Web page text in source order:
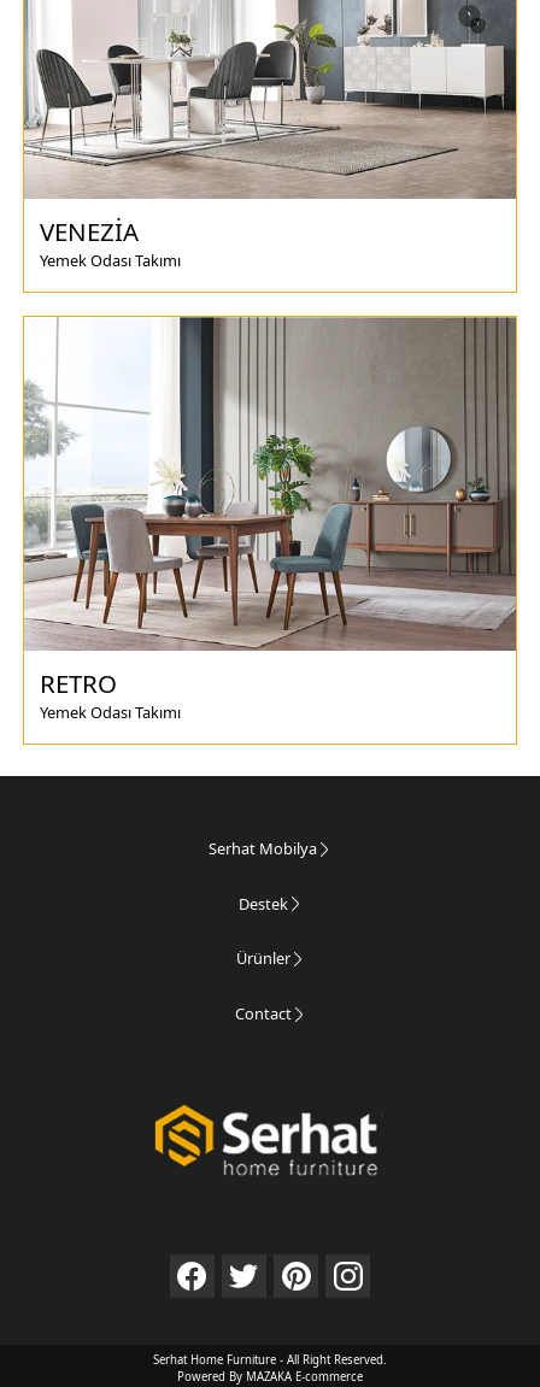
VENEZİA
Yemek Odası Takımı
RETRO
Yemek Odası Takımı
Serhat Mobilya
Destek
Ürünler
Contact
Serhat Home Furniture - All Right Reserved.
Powered By MAZAKA E-commerce